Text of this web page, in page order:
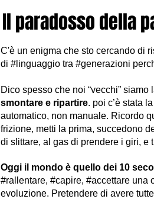
Il paradosso della
C'è un enigma che sto cercando di
di #linguaggio tra #generazioni
Dico spesso che noi “vecchi”
smontare e ripartire. poi c’è stata
automatico, non manuale. Ricordo
frizione, metti la prima, succedono
di slittare, al gas di prendere i giri, e
Oggi il mondo è quello dei 10
#rallentare, #capire, #accettare una
evoluzione. Pretendere di avere